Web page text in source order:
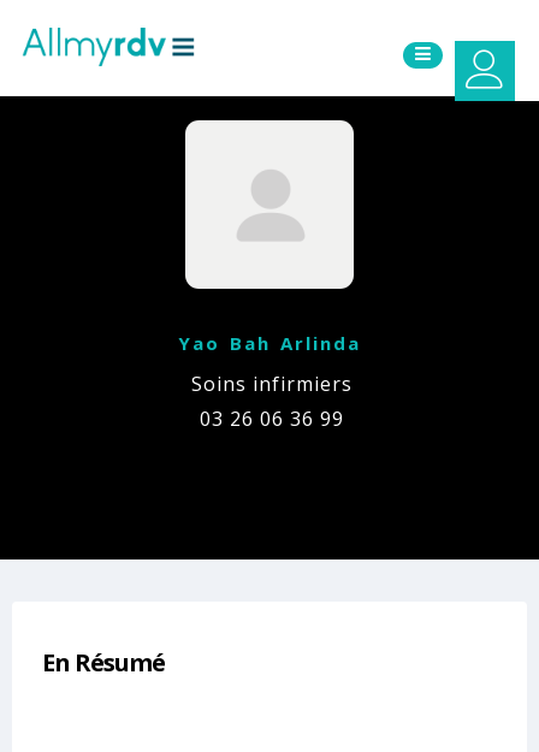
Yao Bah Arlinda
Soins infirmiers
03 26 06 36 99
En Résumé